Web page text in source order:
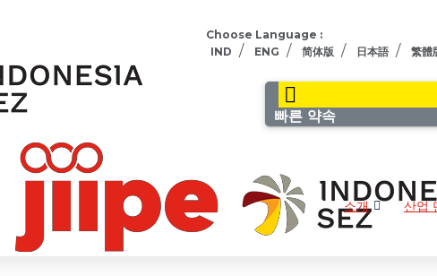
Choose Language :
IND / ENG / 简体版 / 日本語 / 繁體
빠른 약속
소개 산업